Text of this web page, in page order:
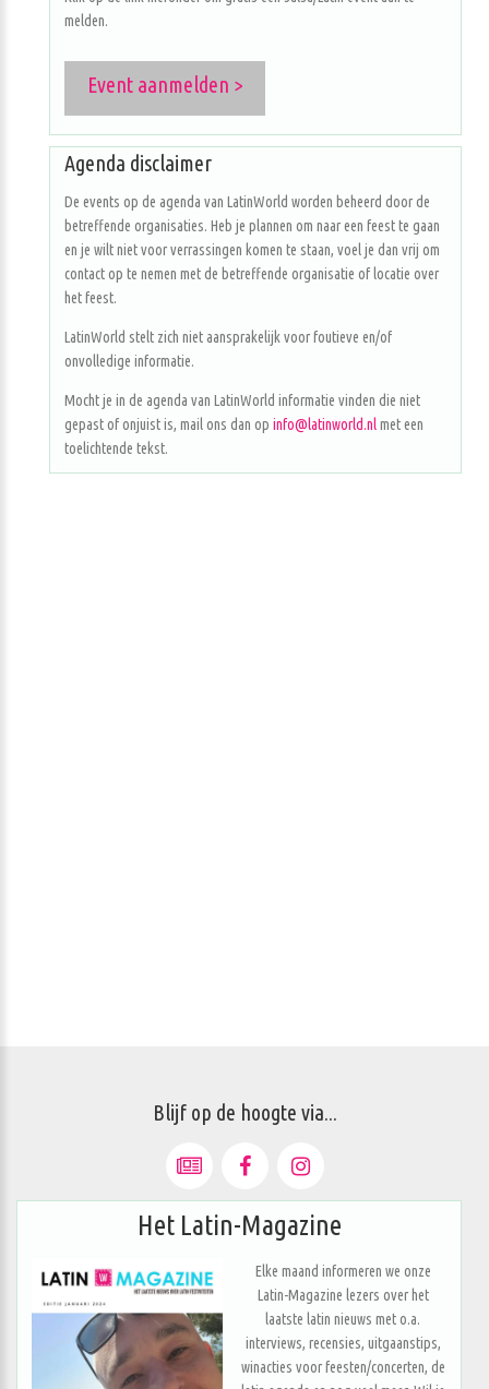
melden.
Event aanmelden >
Agenda disclaimer
De events op de agenda van LatinWorld worden beheerd door de
betreffende organisaties. Heb je plannen om naar een feest te gaan
en je wilt niet voor verrassingen komen te staan, voel je dan vrij om
contact op te nemen met de betreffende organisatie of locatie over
het feest.
LatinWorld stelt zich niet aansprakelijk voor foutieve en/of
onvolledige informatie.
Mocht je in de agenda van LatinWorld informatie vinden die niet
gepast of onjuist is, mail ons dan op info@latinworld.nlmet een
toelichtende tekst.
Blijf op de hoogte via...
Het Latin-Magazine
Elke maand informeren we onze
Latin-Magazine lezers over het
laatste latin nieuws met o.a.
interviews, recensies, uitgaanstips,
winacties voor feesten/concerten, de